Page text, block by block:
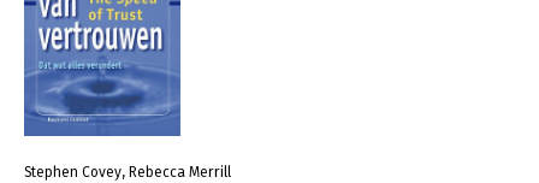
Stephen Covey, Rebecca Merrill